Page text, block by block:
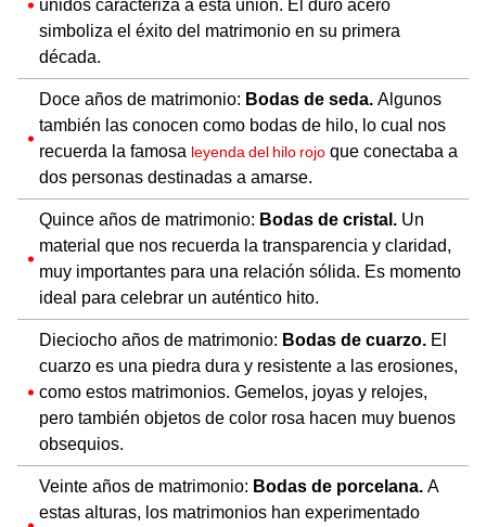
unidos caracteriza a esta unión. El duro acero
simboliza el éxito del matrimonio en su primera
década.
Doce años de matrimonio: Bodas de seda. Algunos
también las conocen como bodas de hilo, lo cual nos
recuerda la famosa leyenda del hilo rojo que conectaba a
dos personas destinadas a amarse.
Quince años de matrimonio: Bodas de cristal. Un
material que nos recuerda la transparencia y claridad,
muy importantes para una relación sólida. Es momento
ideal para celebrar un auténtico hito.
Dieciocho años de matrimonio: Bodas de cuarzo. El
cuarzo es una piedra dura y resistente a las erosiones,
como estos matrimonios. Gemelos, joyas y relojes,
pero también objetos de color rosa hacen muy buenos
obsequios.
Veinte años de matrimonio: Bodas de porcelana. A
estas alturas, los matrimonios han experimentado